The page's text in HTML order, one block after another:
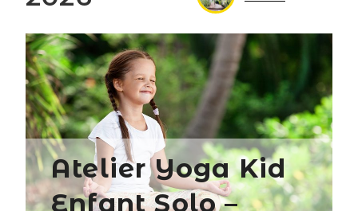
Atelier Yoga Kid
Enfant Solo –